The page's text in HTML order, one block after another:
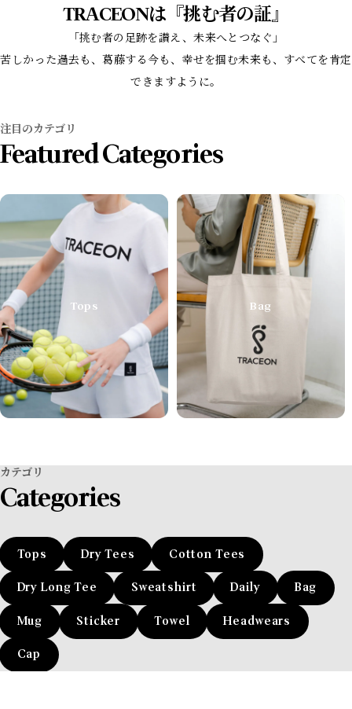
TRACEONは『挑む者の証』
「挑む者の足跡を讃え、未来へとつなぐ」
苦しかった過去も、葛藤する今も、幸せを掴む未来も、すべてを肯定
できますように。
Featured Categories
注目のカテゴリ
Tops Bag
Categories
カテゴリ
Tops Dry Tees Cotton Tees
Dry Long Tee Sweatshirt Daily Bag
Mug Sticker Towel Headwears
Cap